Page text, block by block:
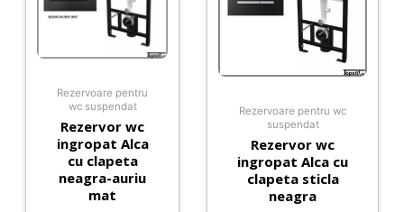
Rezervoare pentru
wc suspendat
Rezervor wc
ingropat Alca
cu clapeta
neagra-auriu
mat
Rezervoare pentru wc
suspendat
Rezervor wc
ingropat Alca cu
clapeta sticla
neagra